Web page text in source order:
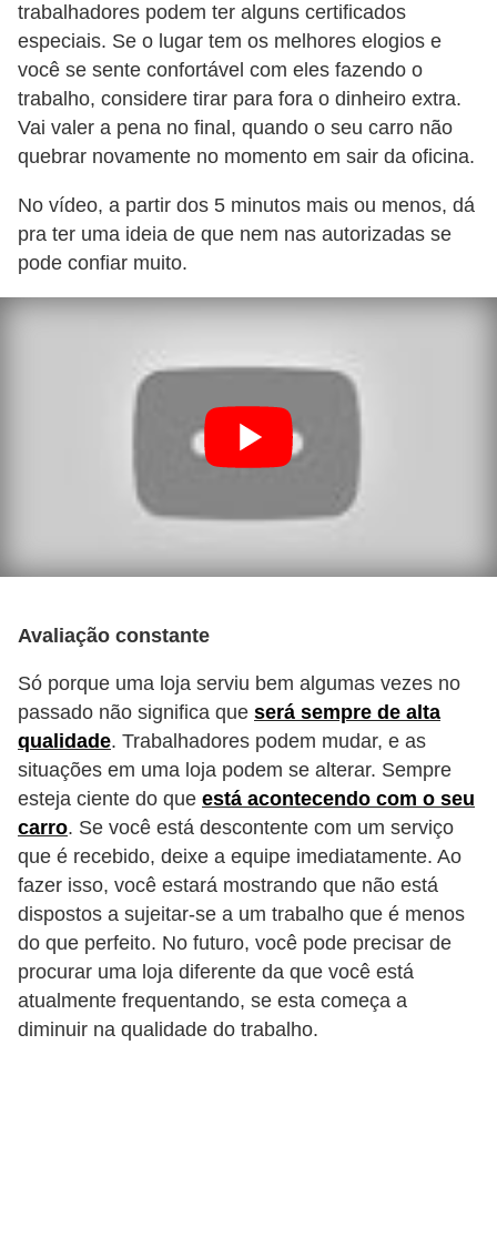
trabalhadores podem ter alguns certificados
especiais. Se o lugar tem os melhores elogios e
você se sente confortável com eles fazendo o
trabalho, considere tirar para fora o dinheiro extra.
Vai valer a pena no final, quando o seu carro não
quebrar novamente no momento em sair da oficina.
No vídeo, a partir dos 5 minutos mais ou menos, dá
pra ter uma ideia de que nem nas autorizadas se
pode confiar muito.
Avaliação constante
Só porque uma loja serviu bem algumas vezes no
passado não significa que será sempre de alta
qualidade. Trabalhadores podem mudar, e as
situações em uma loja podem se alterar. Sempre
esteja ciente do que está acontecendo com o seu
carro. Se você está descontente com um serviço
que é recebido, deixe a equipe imediatamente. Ao
fazer isso, você estará mostrando que não está
dispostos a sujeitar-se a um trabalho que é menos
do que perfeito. No futuro, você pode precisar de
procurar uma loja diferente da que você está
atualmente frequentando, se esta começa a
diminuir na qualidade do trabalho.
t
r
â
n
s
o
M
o
t
r
s
R
e
c
a
l
l
e
m
a